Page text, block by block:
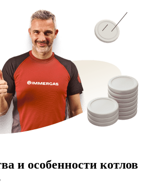
и особенности котлов